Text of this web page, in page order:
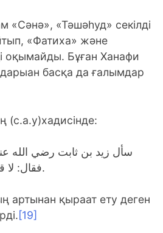
«Сәнә», «Тәшәһуд» секілді
«Фатиха» және
оқымайды. Бұған Ханафи
басқа да ғалымдар
سأل زيد بن ثابت رضي الله
فقال: لا قراءة مع الإمام في شئ.
артынан қыраат ету деген
[19]